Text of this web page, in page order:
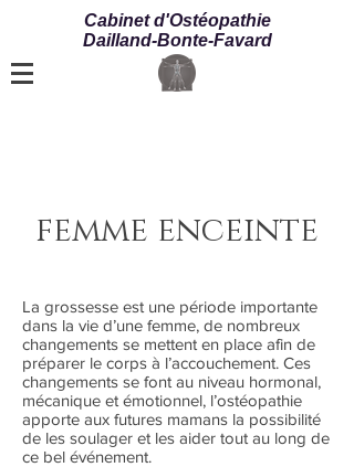
Cabinet d'Ostéopathie
Dailland-Bonte-Favard
femme enceinte
La grossesse est une période importante
dans la vie d’une femme, de nombreux
changements se mettent en place afin de
préparer le corps à l’accouchement. Ces
changements se font au niveau hormonal,
mécanique et émotionnel, l’ostéopathie
apporte aux futures mamans la possibilité
de les soulager et les aider tout au long de
ce bel événement.